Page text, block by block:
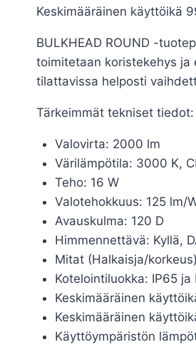
Keskimääräinen käyttöikä
BULKHEAD ROUND -
toimitetaan koristekehys ja
tilattavissa helposti
Tärkeimmät tekniset tiedot:
Valovirta: 2000 lm
Värilämpötila: 3000 K,
Teho: 16 W
Valotehokkuus: 125 lm/
Avauskulma: 120 D
Himmennettävä: Kyllä,
Mitat (Halkaisja/
Kotelointiluokka: IP65 ja
Keskimääräinen
Keskimääräinen
Käyttöympäristön